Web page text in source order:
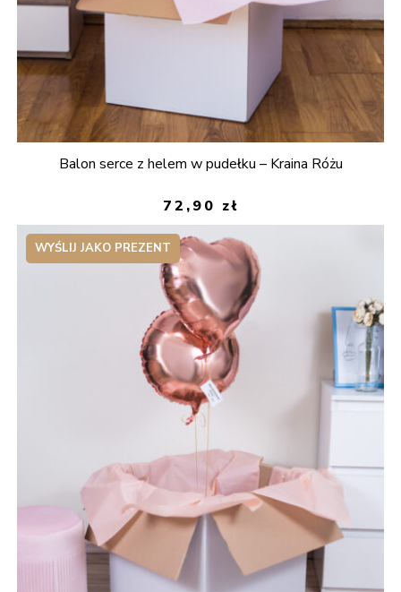
Balon serce z helem w pudełku – Kraina Różu
72,90 zł
WYŚLIJ JAKO PREZENT